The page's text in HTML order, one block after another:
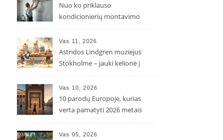
Nuo ko priklauso
kondicionierių montavimo
Vas 11, 2026
Astridos Lindgren muziejus
Stokholme – jauki kelionė į
Vas 10, 2026
10 parodų Europoje, kurias
verta pamatyti 2026 metais
Vas 05, 2026